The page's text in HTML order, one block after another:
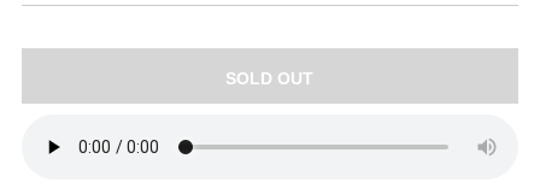
SOLD OUT